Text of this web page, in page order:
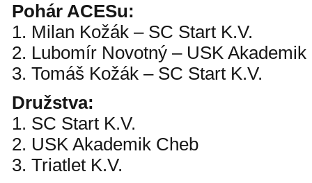
Pohár ACESu:
1. Milan Kožák – SC Start K.V.
2. Lubomír Novotný – USK Akademik
3. Tomáš Kožák – SC Start K.V.
Družstva:
1. SC Start K.V.
2. USK Akademik Cheb
3. Triatlet K.V.